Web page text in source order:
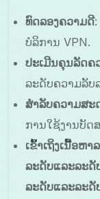
ທົດລອງຄວາມດີ
ບໍລິການ VPN.
ປະເມີນຄຸນລັດຄ
ລະດັບຄວາມລັບ
ສຳລັບຄວາມສະ
ການໃຊ້ງານບັດ
ເຂົ້າເຖິງເນື້ອຫ
ລະດັບແລະລະດັ
ລະດັບແລະລະດັ